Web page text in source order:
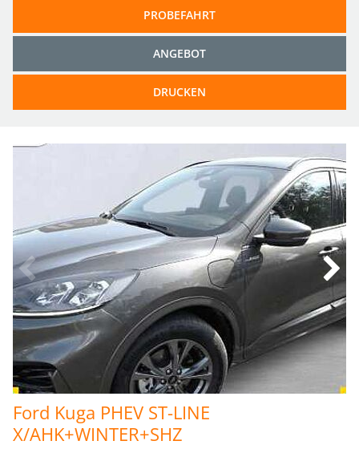
PROBEFAHRT
ANGEBOT
DRUCKEN
Ford Kuga PHEV ST-LINE
X/AHK+WINTER+SHZ